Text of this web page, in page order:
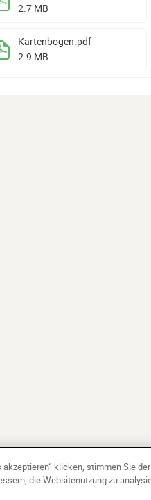
2.7 MB
Kartenbogen .pdf
2.9 MB
akzeptieren“ klicken, stimmen Sie
die Websitenutzung zu